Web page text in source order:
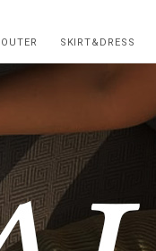
OUTER SKIRT&DRESS